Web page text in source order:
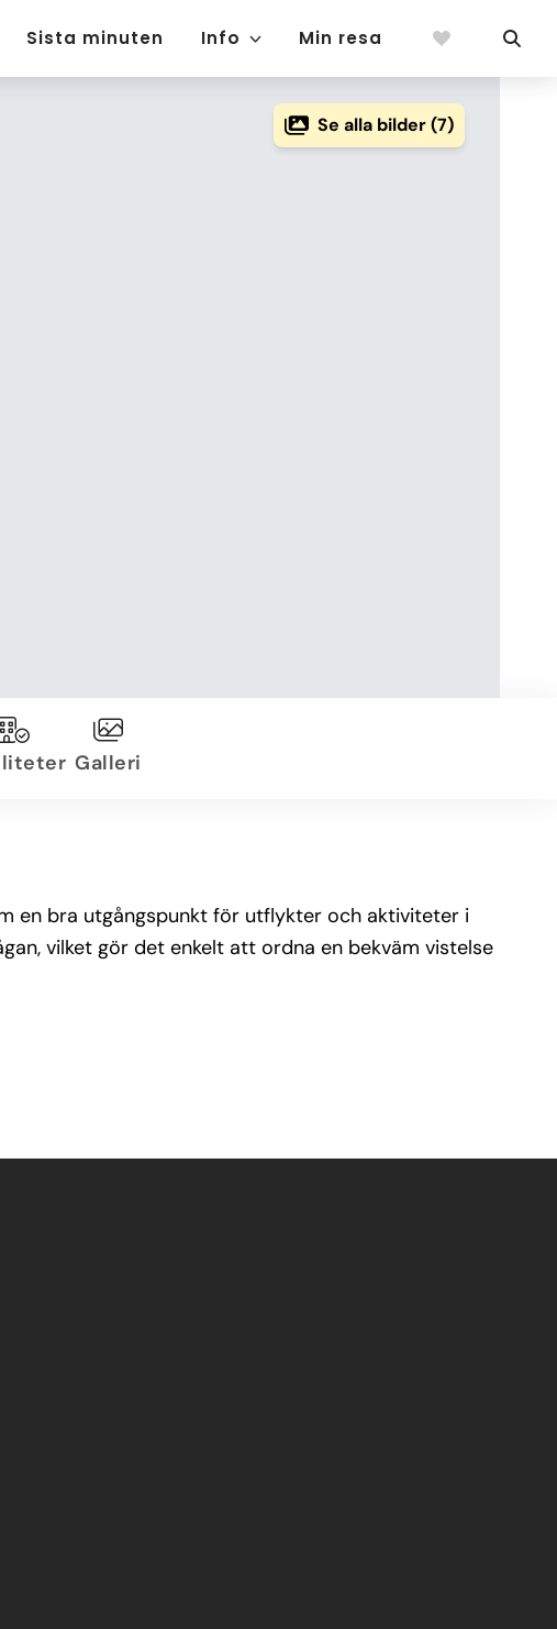
Sista minuten Info Min resa
Se alla bilder (7)
Galleri
en bra utgångspunkt för utflykter och aktiviteter i
vilket gör det enkelt att ordna en bekväm vistelse